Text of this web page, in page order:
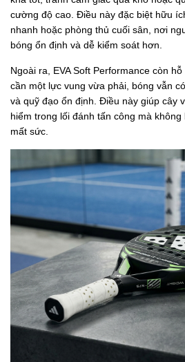
cường độ cao. Điều này đặc biệt hữu
nhanh hoặc phòng thủ cuối sân, nơi
bóng ổn định và dễ kiểm soát hơn.
Ngoài ra, EVA Soft Performance còn
cần một lực vung vừa phải, bóng vẫn
và quỹ đạo ổn định. Điều này giúp cây
hiểm trong lối đánh tấn công mà
mất sức.